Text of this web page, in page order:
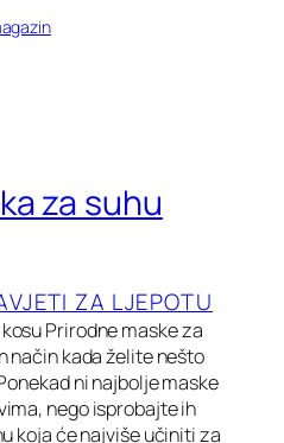
za suhu
ZA LJEPOTU
Prirodne maske za
način kada želite nešto
ni najbolje maske
nego isprobajte ih
koja će najviše učiniti za